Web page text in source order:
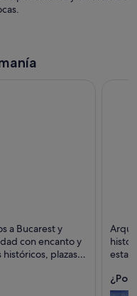
Castillo y
a Bucarest y
con encanto y
plazas
esta
¿Por